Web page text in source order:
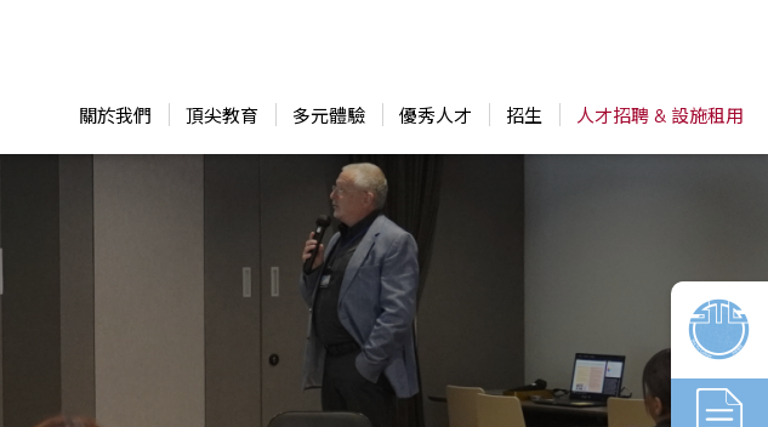
關於我們 頂尖教育 多元體驗 優秀人才 招生 人才招聘 & 設施租用